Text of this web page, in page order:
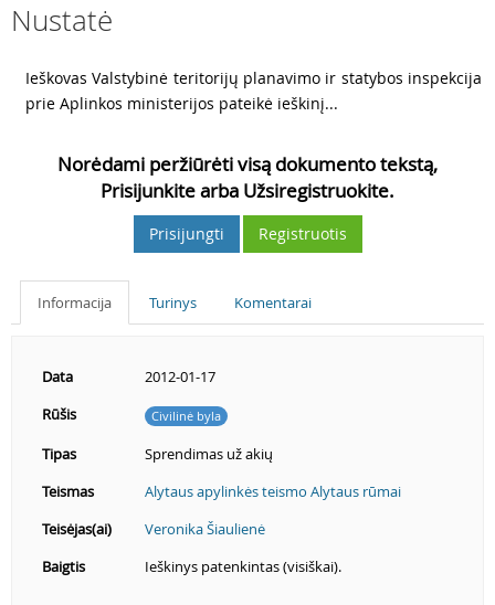
Nustatė
Ieškovas Valstybinė teritorijų planavimo ir statybos inspekcija
prie Aplinkos ministerijos pateikė ieškinį...
Norėdami peržiūrėti visą dokumento tekstą,
Prisijunkite arba Užsiregistruokite.
Prisijungti Registruotis
Informacija Turinys Komentarai
Data
2012-01-17
Rūšis
Civilinė byla
Tipas
Sprendimas už akių
Teismas
Alytaus apylinkės teismo Alytaus rūmai
Teisėjas(ai)
Veronika Šiaulienė
Baigtis
Ieškinys patenkintas (visiškai).